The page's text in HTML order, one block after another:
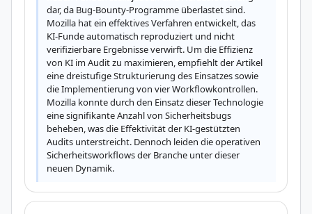
dar, da Bug-Bounty-Programme überlastet sind.
Mozilla hat ein effektives Verfahren entwickelt, das
KI-Funde automatisch reproduziert und nicht
verifizierbare Ergebnisse verwirft. Um die Effizienz
von KI im Audit zu maximieren, empfiehlt der Artikel
eine dreistufige Strukturierung des Einsatzes sowie
die Implementierung von vier Workflowkontrollen.
Mozilla konnte durch den Einsatz dieser Technologie
eine signifikante Anzahl von Sicherheitsbugs
beheben, was die Effektivität der KI-gestützten
Audits unterstreicht. Dennoch leiden die operativen
Sicherheitsworkflows der Branche unter dieser
neuen Dynamik.